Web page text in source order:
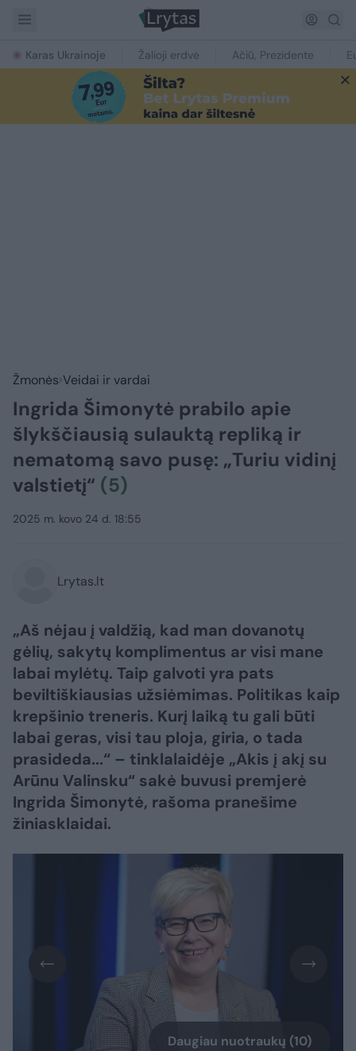
Karas Ukrainoje Žalioji erdvė Ačiū, Prezidente
Žmonės Veidai ir vardai
Ingrida Šimonytė prabilo apie
šlykščiausią sulauktą repliką ir
nematomą savo pusę: „Turiu vidinį
valstietį“ (5)
2025 m. kovo 24 d. 18:55
Lrytas.lt
„Aš nėjau į valdžią, kad man dovanotų
gėlių, sakytų komplimentus ar visi mane
labai mylėtų. Taip galvoti yra pats
beviltiškiausias užsiėmimas. Politikas kaip
krepšinio treneris. Kurį laiką tu gali būti
labai geras, visi tau ploja, giria, o tada
prasideda...“ – tinklalaidėje „Akis į akį su
Arūnu Valinsku“ sakė buvusi premjerė
Ingrida Šimonytė, rašoma pranešime
žiniasklaidai.
Daugiau nuotraukų (10)